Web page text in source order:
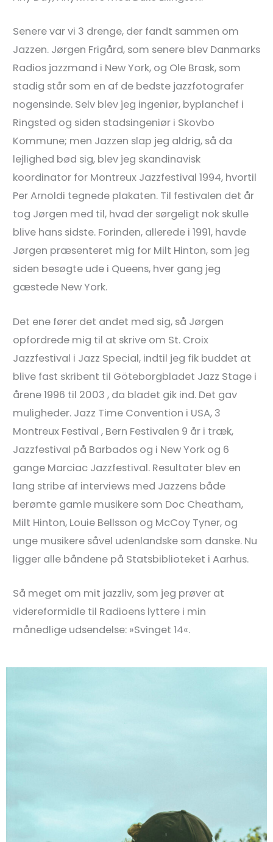
Senere var vi 3 drenge, der fandt sammen om
Jazzen. Jørgen Frigård, som senere blev Danmarks
Radios jazzmand i New York, og Ole Brask, som
stadig står som en af de bedste jazzfotografer
nogensinde. Selv blev jeg ingeniør, byplanchef i
Ringsted og siden stadsingeniør i Skovbo
Kommune; men Jazzen slap jeg aldrig, så da
lejlighed bød sig, blev jeg skandinavisk
koordinator for Montreux Jazzfestival 1994, hvortil
Per Arnoldi tegnede plakaten. Til festivalen det år
tog Jørgen med til, hvad der sørgeligt nok skulle
blive hans sidste. Forinden, allerede i 1991, havde
Jørgen præsenteret mig for Milt Hinton, som jeg
siden besøgte ude i Queens, hver gang jeg
gæstede New York.
Det ene fører det andet med sig, så Jørgen
opfordrede mig til at skrive om St. Croix
Jazzfestival i Jazz Special, indtil jeg fik buddet at
blive fast skribent til Göteborgbladet Jazz Stage i
årene 1996 til 2003 , da bladet gik ind. Det gav
muligheder. Jazz Time Convention i USA, 3
Montreux Festival , Bern Festivalen 9 år i træk,
Jazzfestival på Barbados og i New York og 6
gange Marciac Jazzfestival. Resultater blev en
lang stribe af interviews med Jazzens både
berømte gamle musikere som Doc Cheatham,
Milt Hinton, Louie Bellsson og McCoy Tyner, og
unge musikere såvel udenlandske som danske. Nu
ligger alle båndene på Statsbiblioteket i Aarhus.
Så meget om mit jazzliv, som jeg prøver at
videreformidle til Radioens lyttere i min
månedlige udsendelse: »Svinget 14«.